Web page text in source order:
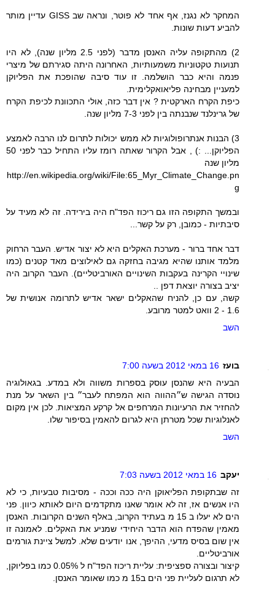
המחקר לא נגנז, אף אחד לא פוטר, ונראה שב GISS עדיין מותר
להביע דעות שונות.
2) מהתקופה עליה האנסן מדבר (לפני 2.5 מליון שנה), לא היו
תנועות טקטוניות משמעותיות, האחרונה היתה סגירתם של מיצרי
פנמה והיא כבר הושלמה. זו עוד סיבה שהופכת את הפליוקן
למעניין מבחינה פליאואקלימית.
כיפת הקרח הארקטית ? אין דבר כזה, אולי התכוונת לכיפת הקרח
של גרינלנד שנבנתה בין לפני 7-3 מליון שנה.
3) הבנות אנתרופולוגיות לא ממש יכולות לתרום לנו הרבה לאמצע
הפליוקן... :) , אבל הקרור שאתה רומז עליו התחיל כבר לפני 50
מליון שנה
http://en.wikipedia.org/wiki/File:65_Myr_Climate_Change.pn
g
ובמשך התקופה הזו גם ריכוז הפד"ח היה בירידה. זה לא מעיד על
סיבתיות - כמובן, רק על קשר...
דבר אחד ברור - מערכת האקלים היא לא יצור אדיש. העבר הרחוק
מלמד אותנו שהיא מגיבה בחזקה גם לאילוצים מאד קטנים (כמו
שינויי הקרינה בעקבות השינויים האורביטליים). העבר הקרוב היה
יציב בצורה יוצאת דפן ..
קשה, עם כן, להניח שהאקלים ישאר אדיש לתרומה אנושית של
1.6 - 2 וואט למטר מרובע.
השב
בועז 16 במאי 2012 בשעה 7:00
הבעיה היא שהנסן עוסק בספרות משווה ולא במדע. בגאולוגיה
נוסדה הגישה ש״ההווה הוא המפתח לעבר״ בין השאר על מנת
להחזיר את הרעיונות המרחפים אל קרקע המציאות. לכן אין מקום
לאנלוגיות שכל מטרתן היא לגרום להאמין בסיפור שלו.
השב
יעקב 16 במאי 2012 בשעה 7:03
זה שבתקופת הפליאוקן היה ככה וככה - מסיבות טבעיות, כי לא
היו אנשים אז, זה לא אומר שאנו מתקדמים היום לאותא כיוון. פני
הים לא יעלו ב 15 מ בעתיד הקרוב, באלף השנים הקרובות. האנסן
מאמין שהפדח הוא הדבר היחידי שמניע את האקלים. לאמונה זו
אין שום בסיס מדעי, ההיפך, אנו יודעים שלא. למשל ציינת גורמים
אורביטליים.
קיצור ובצורה ספציפית: עליית ריכוז הפד"ח ל 0.05% כמו בפליוקן,
לא תרגום לעליית פני הים ב15 מ כמו שאומר האנסן.